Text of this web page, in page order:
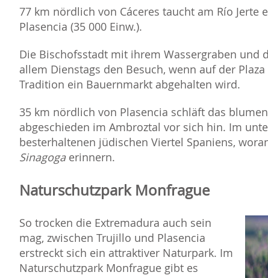
77 km nördlich von Cáceres taucht am Río
Plasencia (35 000 Einw.).
Die Bischofsstadt mit ihrem Wassergraben und
allem Dienstags den Besuch, wenn auf der
Tradition ein Bauernmarkt abgehalten wird.
35 km nördlich von Plasencia schläft das
abgeschieden im Ambroztal vor sich hin. Im
besterhaltenen jüdischen Viertel Spaniens,
Sinagoga erinnern.
Naturschutzpark Monfrague
So trocken die Extremadura auch sein
mag, zwischen Trujillo und Plasencia
erstreckt sich ein attraktiver Naturpark. Im
Naturschutzpark Monfrague gibt es